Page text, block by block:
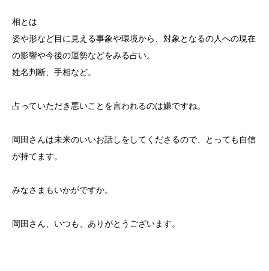
相とは
姿や形など目に見える事象や環境から、対象となるの人への現在
の影響や今後の運勢などをみる占い。
姓名判断、手相など。
占っていただき悪いことを言われるのは嫌ですね。
岡田さんは未来のいいお話しをしてくださるので、とっても自信
が持てます。
みなさまもいかがですか。
岡田さん、いつも、ありがとうございます。